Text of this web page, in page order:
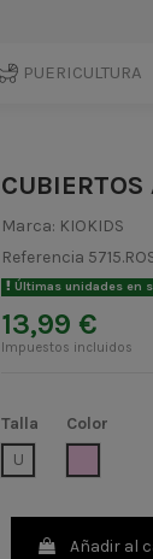
PUERICULTURA
Marca: KIOKIDS
Referencia
Últimas unidades en
13,99 €
Impuestos incluidos
Talla
U
Color
Añadir al